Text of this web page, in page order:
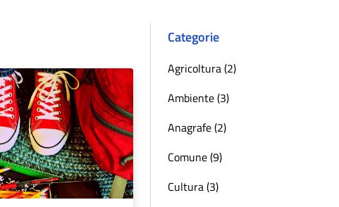
Categorie
Agricoltura (2)
Ambiente (3)
Anagrafe (2)
Comune (9)
Cultura (3)